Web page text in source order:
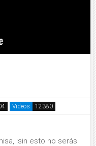
Videos
¡sin esto no serás